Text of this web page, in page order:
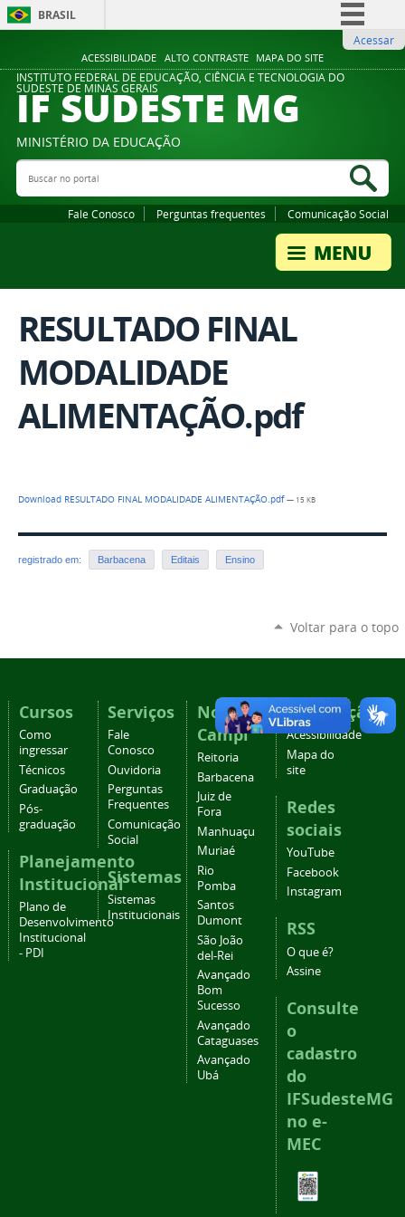
ACESSIBILIDADE ALTO CONTRASTE MAPA DO SITE
BRASIL
Comunica BR
Participe
Legislação
Acessar
INSTITUTO FEDERAL DE EDUCAÇÃO, CIÊNCIA E TECNOLOGIA DO
SUDESTE DE MINAS GERAIS
IF SUDESTE MG
MINISTÉRIO DA EDUCAÇÃO
Buscar no portal
Fale Conosco Perguntas frequentes Comunicação Social
RESULTADO FINAL
MODALIDADE
ALIMENTAÇÃO.pdf
Download RESULTADO FINAL MODALIDADE ALIMENTAÇÃO.pdf— 15 KB
registrado em: Barbacena Editais Ensino
Voltar para o topo
Cursos
Como
ingressar
Técnicos
Graduação
Pós-
graduação
Planejamento
Institucional
Plano de
Desenvolvimento
Institucional
- PDI
Serviços
Fale
Conosco
Ouvidoria
Perguntas
Frequentes
Comunicação
Social
Sistemas
Sistemas
Institucionais
Nossos
Campi
Reitoria
Barbacena
Juiz de
Fora
Manhuaçu
Muriaé
Rio
Pomba
Santos
Dumont
São João
del-Rei
Avançado
Bom
Sucesso
Avançado
Cataguases
Avançado
Ubá
Navegação
Acessibilidade
Mapa do
site
Redes
sociais
YouTube
Facebook
Instagram
RSS
O que é?
Assine
Consulte
o
cadastro
do
IFSudesteMG
no e-
MEC